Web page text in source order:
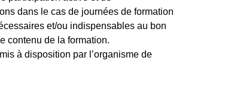
dans le cas de journées de formation
et/ou indispensables au bon
contenu de la formation.
à disposition par l’organisme de